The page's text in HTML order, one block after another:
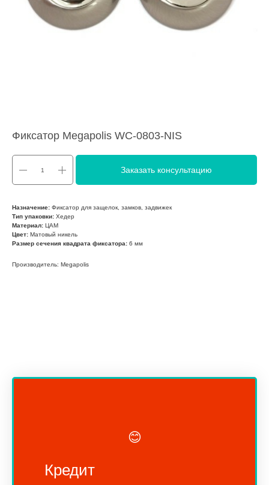
Фиксатор Megapolis WC-0803-NIS
Заказать консультацию
Назначение: Фиксатор для защелок, замков, задвижек
Тип упаковки: Хедер
Материал: ЦАМ
Цвет: Матовый никель
Размер сечения квадрата фиксатора: 6 мм
Производитель: Megapolis
😊
Кредит